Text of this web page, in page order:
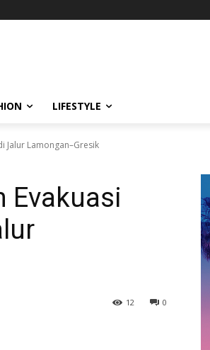
LIFESTYLE
Jalur Lamongan–Gresik
Evakuasi
0
12